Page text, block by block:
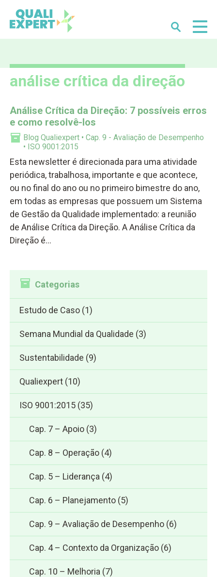
Qualiexpert
Buscar
análise crítica da direção
Análise Crítica da Direção: 7 possíveis erros
e como resolvê-los
Blog Qualiexpert
Cap. 9 - Avaliação de Desempenho
ISO 9001:2015
Esta newsletter é direcionada para uma atividade
periódica, trabalhosa, importante e que acontece,
ou no final do ano ou no primeiro bimestre do ano,
em todas as empresas que possuem um Sistema
de Gestão da Qualidade implementado: a reunião
de Análise Crítica da Direção. A Análise Crítica da
Direção é…
Categorias
Estudo de Caso (1)
Semana Mundial da Qualidade (3)
Sustentabilidade (9)
Qualiexpert (10)
ISO 9001:2015 (35)
Cap. 7 – Apoio (3)
Cap. 8 – Operação (4)
Cap. 5 – Liderança (4)
Cap. 6 – Planejamento (5)
Cap. 9 – Avaliação de Desempenho (6)
Cap. 4 – Contexto da Organização (6)
Cap. 10 – Melhoria (7)